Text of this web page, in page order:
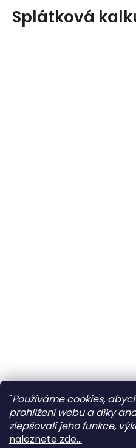
"Používáme cookies,
prohlížení webu a díky
zlepšovali jeho funkce,
naleznete zde...
Splátková